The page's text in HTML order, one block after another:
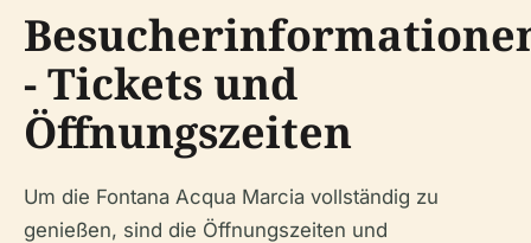
- Tickets und
Öffnungszeiten
Um die Fontana Acqua Marcia vollständig zu
genießen, sind die Öffnungszeiten und